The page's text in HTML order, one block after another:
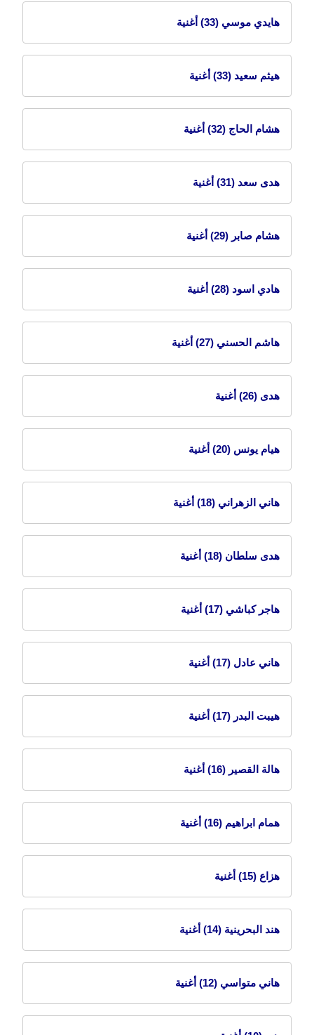
هايدي موسي (33) أغنية
هيثم سعيد (33) أغنية
هشام الحاج (32) أغنية
هدى سعد (31) أغنية
هشام صابر (29) أغنية
هادي اسود (28) أغنية
هاشم الحسني (27) أغنية
هدى (26) أغنية
هيام يونس (20) أغنية
هاني الزهراني (18) أغنية
هدى سلطان (18) أغنية
هاجر كباشي (17) أغنية
هاني عادل (17) أغنية
هيبت البدر (17) أغنية
هالة القصير (16) أغنية
همام ابراهيم (16) أغنية
هزاع (15) أغنية
هند البحرينية (14) أغنية
هاني متواسي (12) أغنية